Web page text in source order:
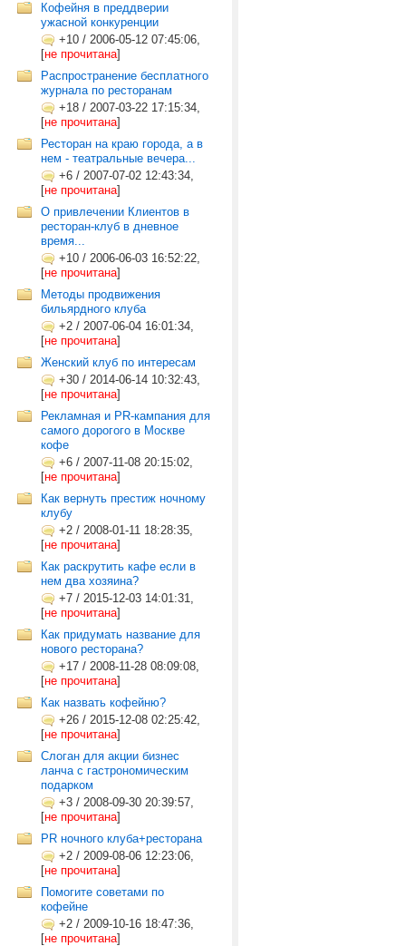
Кофейня в преддверии
ужасной конкуренции
+10 / 2006-05-12 07:45:06,
[не прочитана]
Распространение бесплатного
журнала по ресторанам
+18 / 2007-03-22 17:15:34,
[не прочитана]
Ресторан на краю города, а в
нем - театральные вечера...
+6 / 2007-07-02 12:43:34,
[не прочитана]
О привлечении Клиентов в
ресторан-клуб в дневное
время...
+10 / 2006-06-03 16:52:22,
[не прочитана]
Методы продвижения
бильярдного клуба
+2 / 2007-06-04 16:01:34,
[не прочитана]
Женский клуб по интересам
+30 / 2014-06-14 10:32:43,
[не прочитана]
Рекламная и PR-кампания для
самого дорогого в Москве
кофе
+6 / 2007-11-08 20:15:02,
[не прочитана]
Как вернуть престиж ночному
клубу
+2 / 2008-01-11 18:28:35,
[не прочитана]
Как раскрутить кафе если в
нем два хозяина?
+7 / 2015-12-03 14:01:31,
[не прочитана]
Как придумать название для
нового ресторана?
+17 / 2008-11-28 08:09:08,
[не прочитана]
Как назвать кофейню?
+26 / 2015-12-08 02:25:42,
[не прочитана]
Слоган для акции бизнес
ланча с гастрономическим
подарком
+3 / 2008-09-30 20:39:57,
[не прочитана]
PR ночного клуба+ресторана
+2 / 2009-08-06 12:23:06,
[не прочитана]
Помогите советами по
кофейне
+2 / 2009-10-16 18:47:36,
[не прочитана]